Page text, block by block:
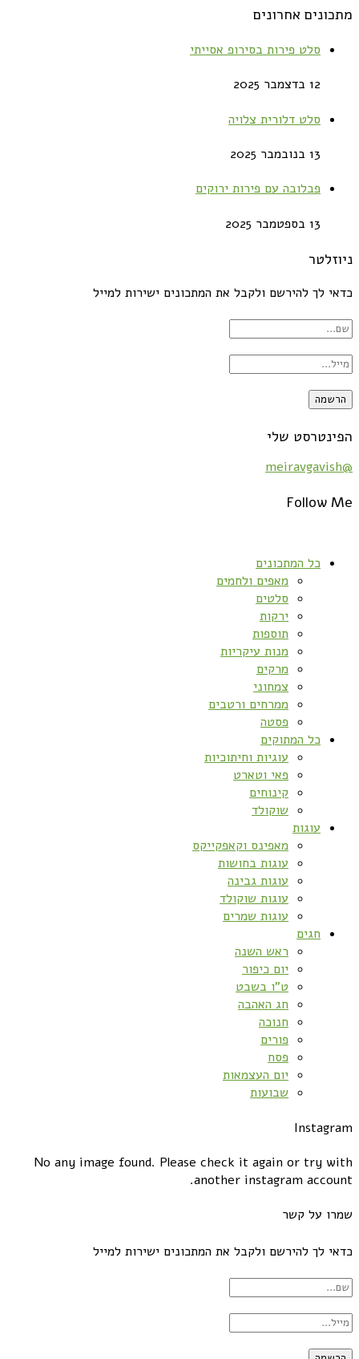
מתכונים אחרונים
סלט פירות בסירופ אסייתי
12 בדצמבר 2025
סלט דלורית צלויה
13 בנובמבר 2025
פבלובה עם פירות ירוקים
13 בספטמבר 2025
ניוזלטר
כדאי לך להירשם ולקבל את המתכונים ישירות למייל
הפינטרסט שלי
@meiravgavish
Follow Me
כל המתכונים
מאפים ולחמים
סלטים
ירקות
תוספות
מנות עיקריות
מרקים
צמחוני
ממרחים ורטבים
פסטה
כל המתוקים
עוגיות וחיתוכיות
פאי וטארט
קינוחים
שוקולד
עוגות
מאפינס וקאפקייקס
עוגות בחושות
עוגות גבינה
עוגות שוקולד
עוגות שמרים
חגים
ראש השנה
יום כיפור
ט”ו בשבט
חג האהבה
חנוכה
פורים
פסח
יום העצמאות
שבועות
Instagram
No any image found. Please check it again or try with
another instagram account.
שמרו על קשר
כדאי לך להירשם ולקבל את המתכונים ישירות למייל